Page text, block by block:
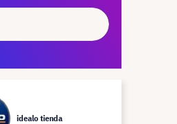
idealo tienda